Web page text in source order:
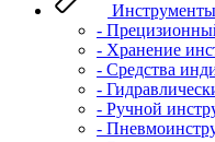
Инструменты
-
- Хранение
- Средства
-
- Ручной
-